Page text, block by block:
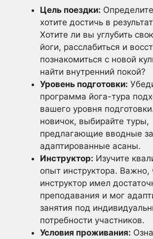
Цель поездки:
хотите достичь в
Хотите ли вы углубить
йоги, расслабиться и
познакомиться с новой
найти внутренний покой?
Уровень подготовки:
программа йога-тура
вашего уровня
новичок, выбирайте туры,
предлагающие вводные
адаптированные асаны.
Инструктор: Изучите
опыт инструктора. Важно,
инструктор имел
преподавания и мог
занятия под
потребности участников.
Условия проживания: